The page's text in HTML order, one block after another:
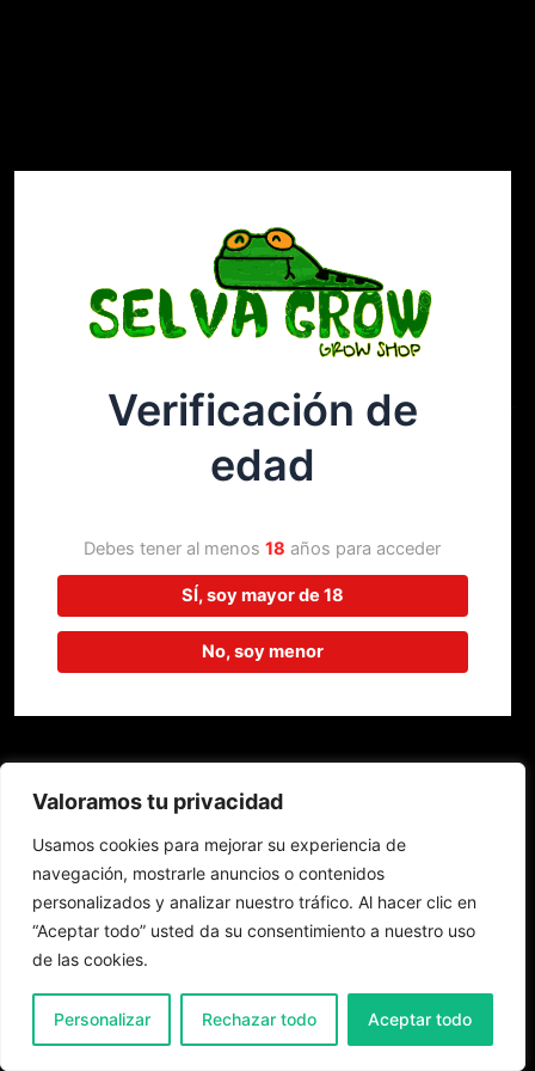
Valoramos tu privacidad
Usamos cookies para mejorar su experiencia de
navegación, mostrarle anuncios o contenidos
personalizados y analizar nuestro tráfico. Al hacer clic en
“Aceptar todo” usted da su consentimiento a nuestro uso
de las cookies.
Personalizar Rechazar todo Aceptar todo
¡Disculpa este desastre! Estamos
trabajando en algo increíble,
¡vuelve pronto!
Verificación de
edad
Debes tener al menos18 años para acceder
SÍ, soy mayor de 18
No, soy menor